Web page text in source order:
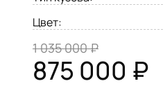
Цвет:
1 035 000 ₽
875 000 ₽